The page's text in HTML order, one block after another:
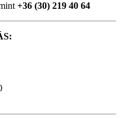
+36 (30) 219 40 64